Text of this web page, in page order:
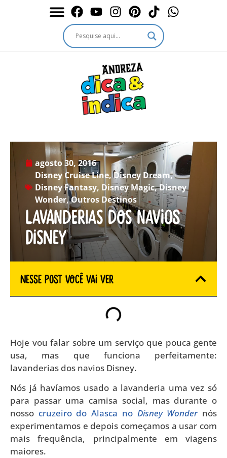
agosto 30, 2016
Disney Cruise Line,Disney Dream,
Disney Fantasy, Disney Magic,Disney
Wonder,Outros Destinos
Lavanderias dos navios
Disney
Nesse Post você vai ver
Hoje vou falar sobre um serviço que pouca gente
usa, mas que funciona perfeitamente:
lavanderias dos navios Disney.
Nós já havíamos usado a lavanderia uma vez só
para passar uma camisa social, mas durante o
nosso cruzeiro do Alasca no Disney Wondernós
experimentamos e depois começamos a usar com
mais frequência, principalmente em viagens
maiores.